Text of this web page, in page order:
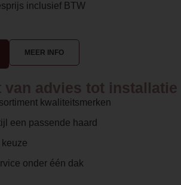
inclusief BTW
MEER INFO
advies tot installatie
kwaliteitsmerken
een passende haard
onder één dak